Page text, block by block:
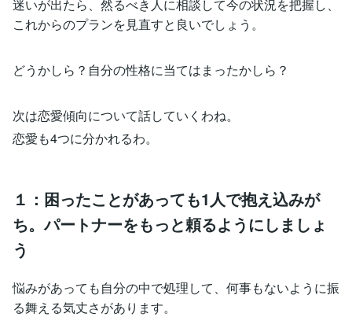
迷いが出たら、然るべき人に相談して今の状況を把握し、
これからのプランを見直すと良いでしょう。
どうかしら？自分の性格に当てはまったかしら？
次は恋愛傾向について話していくわね。
恋愛も4つに分かれるわ。
１：困ったことがあっても1人で抱え込みが
ち。パートナーをもっと頼るようにしましょ
う
悩みがあっても自分の中で処理して、何事もないように振
る舞える気丈さがあります。